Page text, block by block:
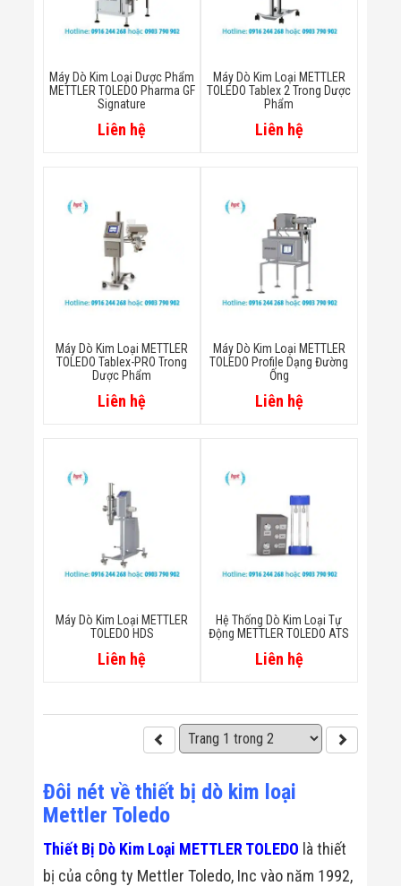
Dự Án Khối Nhà
Xưởng -
Logistics
Tin Công Nghệ
Máy Dò Kim Loại Dược Phẩm
METTLER TOLEDO Pharma GF
Signature
Liên hệ
Máy Dò Kim Loại METTLER
TOLEDO Tablex 2 Trong Dược
Phẩm
Liên hệ
Máy Dò Kim Loại METTLER
TOLEDO Tablex-PRO Trong
Dược Phẩm
Liên hệ
Máy Dò Kim Loại METTLER
TOLEDO Profile Dạng Đường
Ống
Liên hệ
Máy Dò Kim Loại METTLER
TOLEDO HDS
Liên hệ
Hệ Thống Dò Kim Loại Tự
Động METTLER TOLEDO ATS
Liên hệ
Đôi nét về thiết bị dò kim loại
Mettler Toledo
Thiết Bị Dò Kim Loại METTLER TOLEDO là thiết
bị của công ty Mettler Toledo, Inc vào năm 1992,